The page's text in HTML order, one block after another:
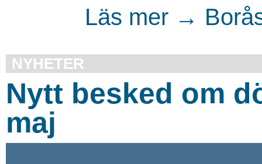
Läs mer →
NYHETER
Nytt besked om
maj